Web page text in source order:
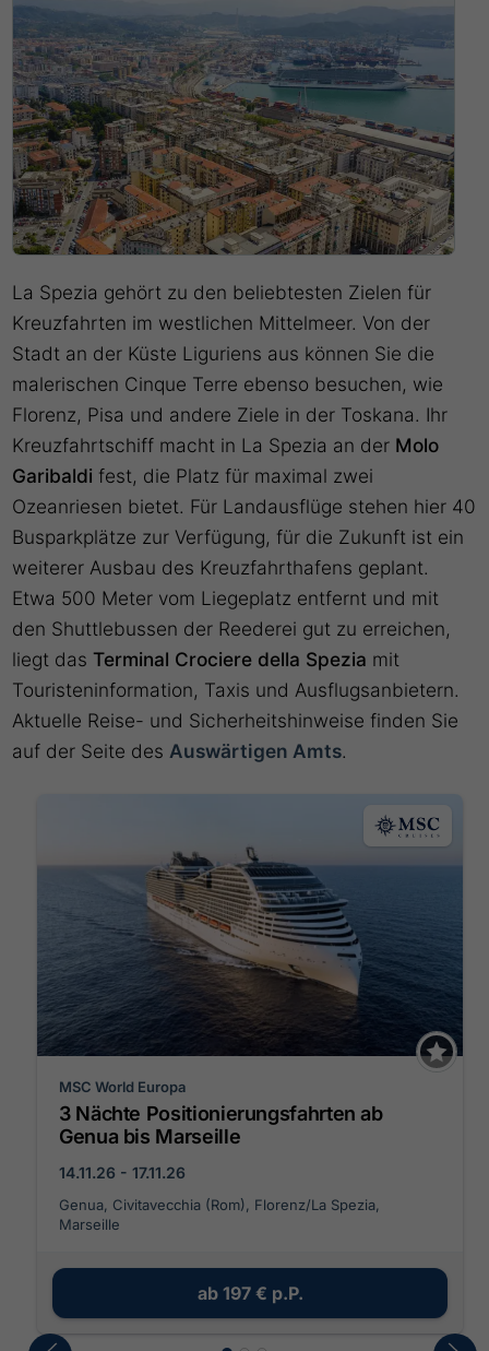
La Spezia gehört zu den beliebtesten Zielen für
Kreuzfahrten im westlichen Mittelmeer. Von der
Stadt an der Küste Liguriens aus können Sie die
malerischen Cinque Terre ebenso besuchen, wie
Florenz, Pisa und andere Ziele in der Toskana. Ihr
Kreuzfahrtschiff macht in La Spezia an der Molo
Garibaldi fest, die Platz für maximal zwei
Ozeanriesen bietet. Für Landausflüge stehen hier 40
Busparkplätze zur Verfügung, für die Zukunft ist ein
weiterer Ausbau des Kreuzfahrthafens geplant.
Etwa 500 Meter vom Liegeplatz entfernt und mit
den Shuttlebussen der Reederei gut zu erreichen,
liegt dasTerminal Crociere della Spezia mit
Touristeninformation, Taxis und Ausflugsanbietern.
Aktuelle Reise- und Sicherheitshinweise finden Sie
auf der Seite des Auswärtigen Amts.
MSC World Europa
3 Nächte Positionierungsfahrten ab
Genua bis Marseille
14.11.26 - 17.11.26
Genua, Civitavecchia (Rom), Florenz/La Spezia,
Marseille
ab 197 € p.P.